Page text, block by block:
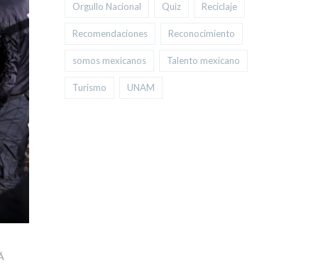
Orgullo Nacional Quiz Reciclaje
Recomendaciones Reconocimiento
somos mexicanos Talento mexicano
Turismo UNAM